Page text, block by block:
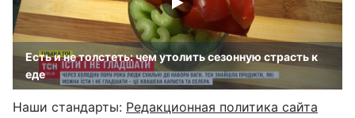
Есть и не толстеть: чем утолить сезонную страсть к
еде
Наши стандарты: Редакционная политика сайта